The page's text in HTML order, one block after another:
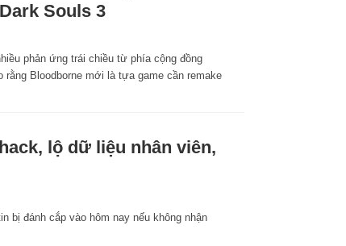
Souls 3
phản ứng trái chiều từ phía cộng đồng
rằng Bloodborne mới là tựa game cần remake
lộ dữ liệu nhân viên,
bị đánh cắp vào hôm nay nếu không nhận